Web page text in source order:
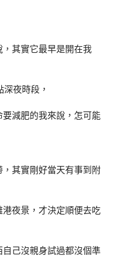
其實它最早是開在我
夜時段，
減肥的我來說，怎可能
其實剛好當天有事到附
夜景，才決定順便去吃
己沒親身試過都沒個準